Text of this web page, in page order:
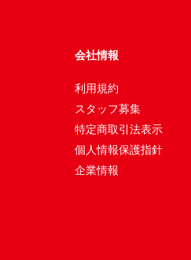
会社情報
利用規約
スタッフ募集
特定商取引法表示
個人情報保護指針
企業情報